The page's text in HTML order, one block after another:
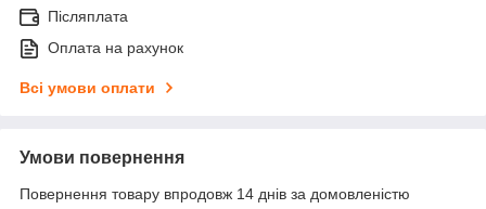
Післяплата
Оплата на рахунок
Всі умови оплати
Умови повернення
Повернення товару впродовж 14 днів за домовленістю